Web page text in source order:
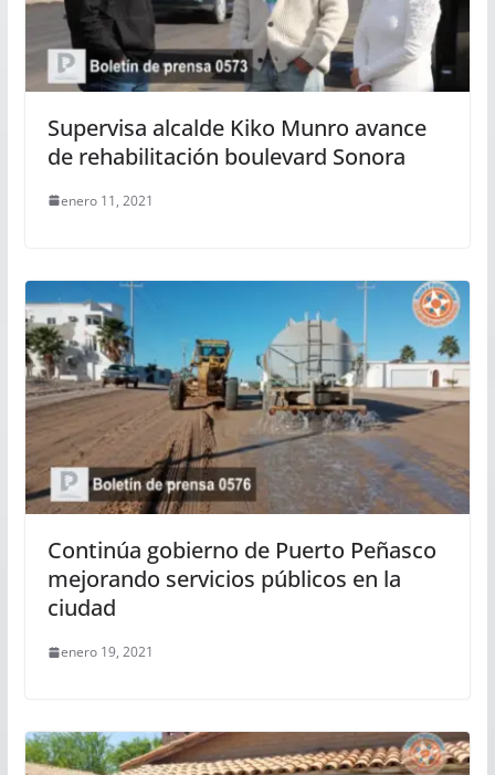
Supervisa alcalde Kiko Munro avance
de rehabilitación boulevard Sonora
enero 11, 2021
Continúa gobierno de Puerto Peñasco
mejorando servicios públicos en la
ciudad
enero 19, 2021